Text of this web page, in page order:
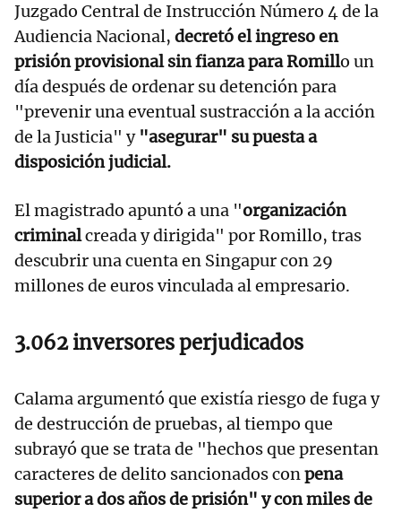
Juzgado Central de Instrucción Número 4 de la
Audiencia Nacional, decretó el ingreso en
prisión provisional sin fianza para Romillo un
día después de ordenar su detención para
"prevenir una eventual sustracción a la acción
de la Justicia" y "asegurar" su puesta a
disposición judicial.
El magistrado apuntó a una "organización
criminalcreada y dirigida" por Romillo, tras
descubrir una cuenta en Singapur con 29
millones de euros vinculada al empresario.
3.062 inversores perjudicados
Calama argumentó que existía riesgo de fuga y
de destrucción de pruebas, al tiempo que
subrayó que se trata de "hechos que presentan
caracteres de delito sancionados conpena
superior a dos años de prisión" y con miles de